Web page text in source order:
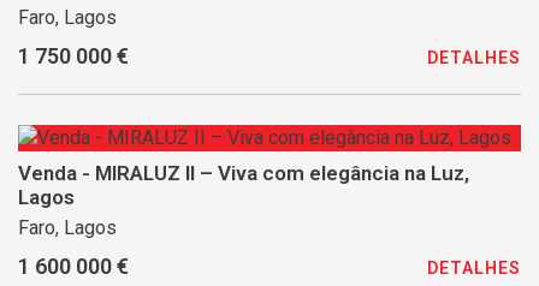
Faro, Lagos
1 750 000 € DETALHES
Venda - MIRALUZ II – Viva com elegância na Luz,
Lagos
Faro, Lagos
1 600 000 € DETALHES